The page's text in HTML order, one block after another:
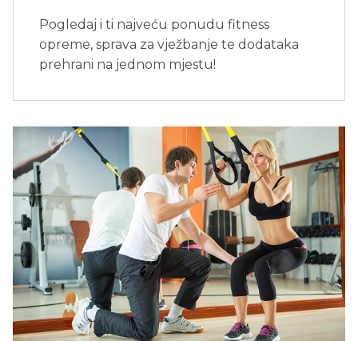
Pogledaj i ti najveću ponudu fitness
opreme, sprava za vježbanje te dodataka
prehrani na jednom mjestu!